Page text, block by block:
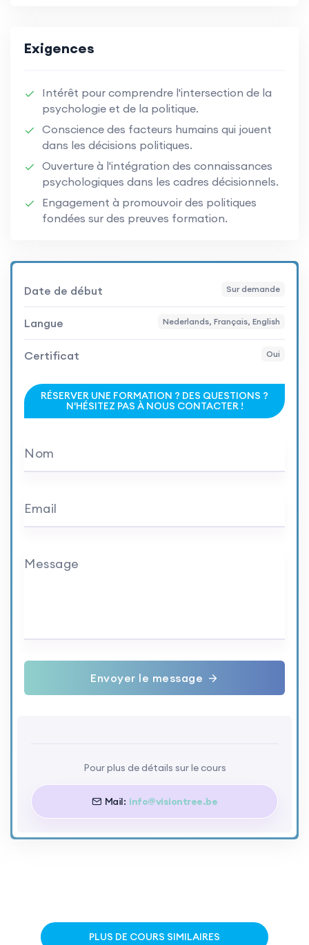
Exigences
Intérêt pour comprendre l'intersection de la
psychologie et de la politique.
Conscience des facteurs humains qui jouent
dans les décisions politiques.
Ouverture à l'intégration des connaissances
psychologiques dans les cadres décisionnels.
Engagement à promouvoir des politiques
fondées sur des preuves formation.
Date de début Sur demande
Langue Nederlands, Français, English
Certificat Oui
RÉSERVER UNE FORMATION ? DES QUESTIONS ?
N'HÉSITEZ PAS À NOUS CONTACTER !
Nom
Email
Message
Envoyer le message
Pour plus de détails sur le cours
Mail: info@visiontree.be
PLUS DE COURS SIMILAIRES